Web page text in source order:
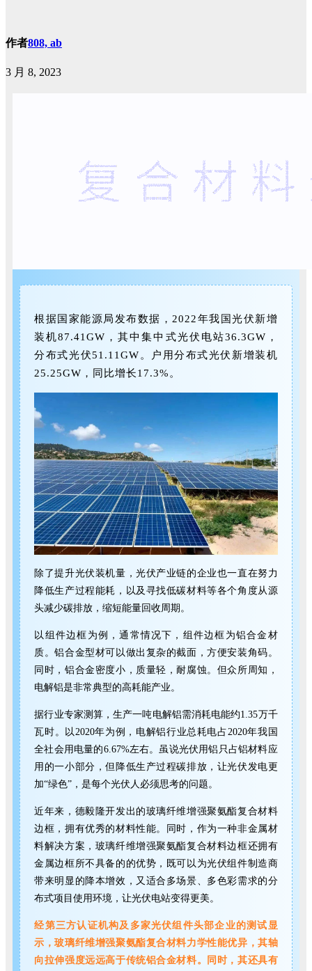
作者808, ab
3 月 8, 2023
根据国家能源局发布数据，2022年我国光伏新增
装机87.41GW，其中集中式光伏电站36.3GW，
分布式光伏51.11GW。户用分布式光伏新增装机
25.25GW，同比增长17.3%。
除了提升光伏装机量，光伏产业链的企业也一直在努力
降低生产过程能耗，以及寻找低碳材料等各个角度从源
头减少碳排放，缩短能量回收周期。
以组件边框为例，通常情况下，组件边框为铝合金材
质。铝合金型材可以做出复杂的截面，方便安装角码。
同时，铝合金密度小，质量轻，耐腐蚀。但众所周知，
电解铝是非常典型的高耗能产业。
据行业专家测算，生产一吨电解铝需消耗电能约1.35万千
瓦时。以2020年为例，电解铝行业总耗电占2020年我国
全社会用电量的6.67%左右。虽说光伏用铝只占铝材料应
用的一小部分，但降低生产过程碳排放，让光伏发电更
加“绿色”，是每个光伏人必须思考的问题。
近年来，德毅隆开发出的玻璃纤维增强聚氨酯复合材料
边框，拥有优秀的材料性能。同时，作为一种非金属材
料解决方案，玻璃纤维增强聚氨酯复合材料边框还拥有
金属边框所不具备的的优势，既可以为光伏组件制造商
带来明显的降本增效，又适合多场景、多色彩需求的分
布式项目使用环境，让光伏电站变得更美。
经第三方认证机构及多家光伏组件头部企业的测试显
示，玻璃纤维增强聚氨酯复合材料力学性能优异，其轴
向拉伸强度远远高于传统铝合金材料。同时，其还具有